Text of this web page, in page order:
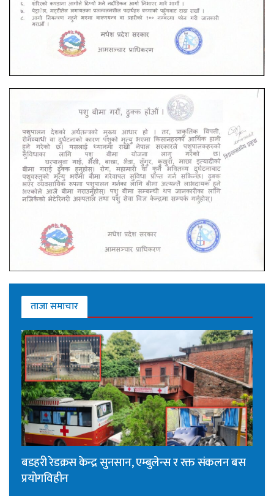
ताजा समाचार
बडहरी रेडक्रस केन्द्र सुनसान, एम्बुलेन्स र रक्त संकलन बस
प्रयोगविहीन